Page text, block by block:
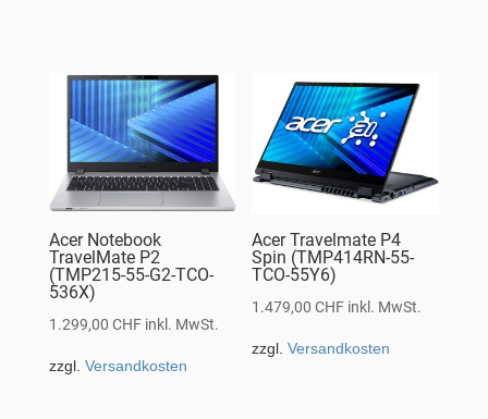
Acer Notebook
TravelMate P2
(TMP215-55-G2-TCO-
536X)
1.299,00 CHF inkl. MwSt.
zzgl. Versandkosten
Acer Travelmate P4
Spin (TMP414RN-55-
TCO-55Y6)
1.479,00CHF inkl. MwSt.
zzgl.Versandkosten